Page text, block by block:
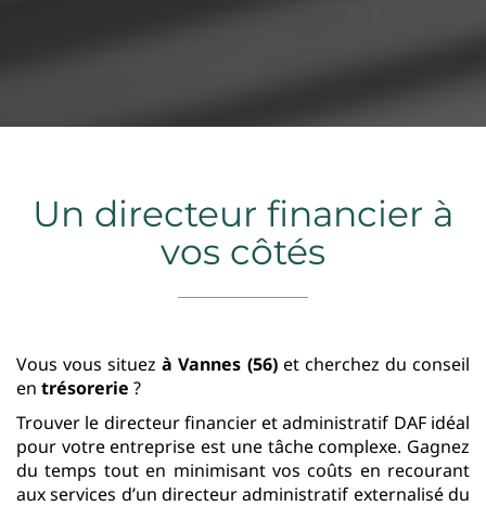
Un directeur financier à
vos côtés
Vous vous situezà Vannes (56)et cherchez du conseil
en trésorerie ?
Trouver le directeur financier et administratif DAF idéal
pour votre entreprise est une tâche complexe. Gagnez
du temps tout en minimisant vos coûts en recourant
aux services d’un directeur administratif externalisé du